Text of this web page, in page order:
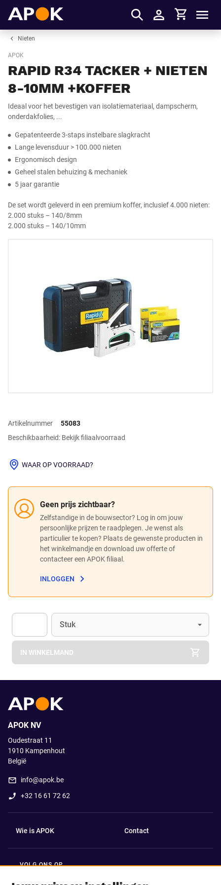
Inloggen
Winkelmandje
Nieten
APOK
RAPID R34 TACKER + NIETEN
8-10MM +KOFFER
Ideaal voor het bevestigen van isolatiemateriaal, dampscherm,
onderdakfolies, ...
Gepatenteerde 3-staps instelbare slagkracht
Lange levensduur > 100.000 nieten
Ergonomisch design
Geheel stalen behuizing & mechaniek
5 jaar garantie
De set wordt geleverd in een premium koffer, inclusief 4.000 nieten:
2.000 stuks – 140/8mm
2.000 stuks – 140/10mm
Artikelnummer
55083
Beschikbaarheid: Bekijk filiaalvoorraad
Geen prijs zichtbaar?
Zelfstandige in de bouwsector? Log in om jouw
persoonlijke prijzen te raadplegen. Je wenst als
particulier te kopen? Plaats de gewenste producten in
het winkelmandje en download uw offerte of
contacteer een APOK filiaal.
INLOGGEN
WAAR OP VOORRAAD?
Apok.Product.Detail.AddToCart.Quantity (Optioneel)
Eenheid
Stuk
IN WINKELMAND
APOK NV
Oudestraat 11
1910 Kampenhout
België
info@apok.be
+32 16 61 72 62
Wie is APOK Contact
VOLG ONS OP
Facebook LinkedIn